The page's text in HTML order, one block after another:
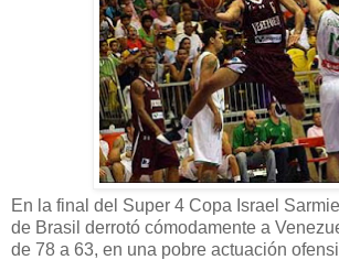
En la final del Super 4 Copa Israel
de Brasil derrotó cómodamente a
de 78 a 63, en una pobre actuación